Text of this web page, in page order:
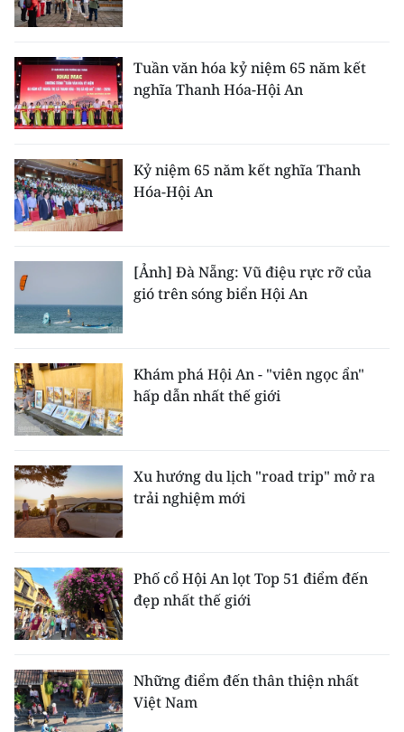
RADIO
MEDIA CENTER
E-Magazine
Video
Media Chính trị
Media Kinh tế
Media Pháp luật
Media Du lịch
Media Thế giới
Media Giáo dục
Media Y tế
Media Khoa học - Công nghệ
Media Môi trường
Infographic
Tuần văn hóa kỷ niệm 65 năm kết
nghĩa Thanh Hóa-Hội An
Kỷ niệm 65 năm kết nghĩa Thanh
Hóa-Hội An
[Ảnh] Đà Nẵng: Vũ điệu rực rỡ của
gió trên sóng biển Hội An
Khám phá Hội An - "viên ngọc ẩn"
hấp dẫn nhất thế giới
Xu hướng du lịch "road trip" mở ra
trải nghiệm mới
Phố cổ Hội An lọt Top 51 điểm đến
đẹp nhất thế giới
Những điểm đến thân thiện nhất
Việt Nam